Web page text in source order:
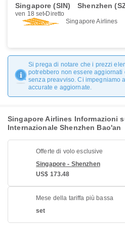
Singapore (SIN) Shenzhen
ven 18 set Diretto
Singapore Airlines
Si prega di notare che i prezzi
potrebbero non essere aggiornati
senza preavviso. Ci impegniamo
accurate e aggiornate.
Singapore Airlines Informazioni
Internazionale Shenzhen Bao'an
Offerte di volo esclusive
Singapore - Shenzhen
US$ 173.48
Mese della tariffa più bassa
set